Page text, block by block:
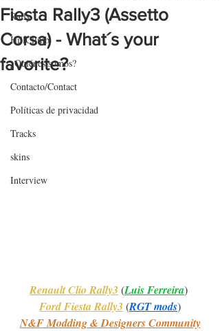
Rally
HillClimb
¿Quiénes somos?
Contacto/Contact
Políticas de privacidad
Tracks
skins
Interview
Fiesta Rally3 (Assetto
Corsa) - What´s your
favorite?
Renault Clio Rally3 (Luis Ferreira)
Ford Fiesta Rally3 (RGT mods)
N&F Modding & Designers Community